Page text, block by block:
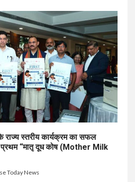
राज्य स्तरीय कार्यक्रम का सफल
“मातृ दूध कोष (Mother Milk
Today News